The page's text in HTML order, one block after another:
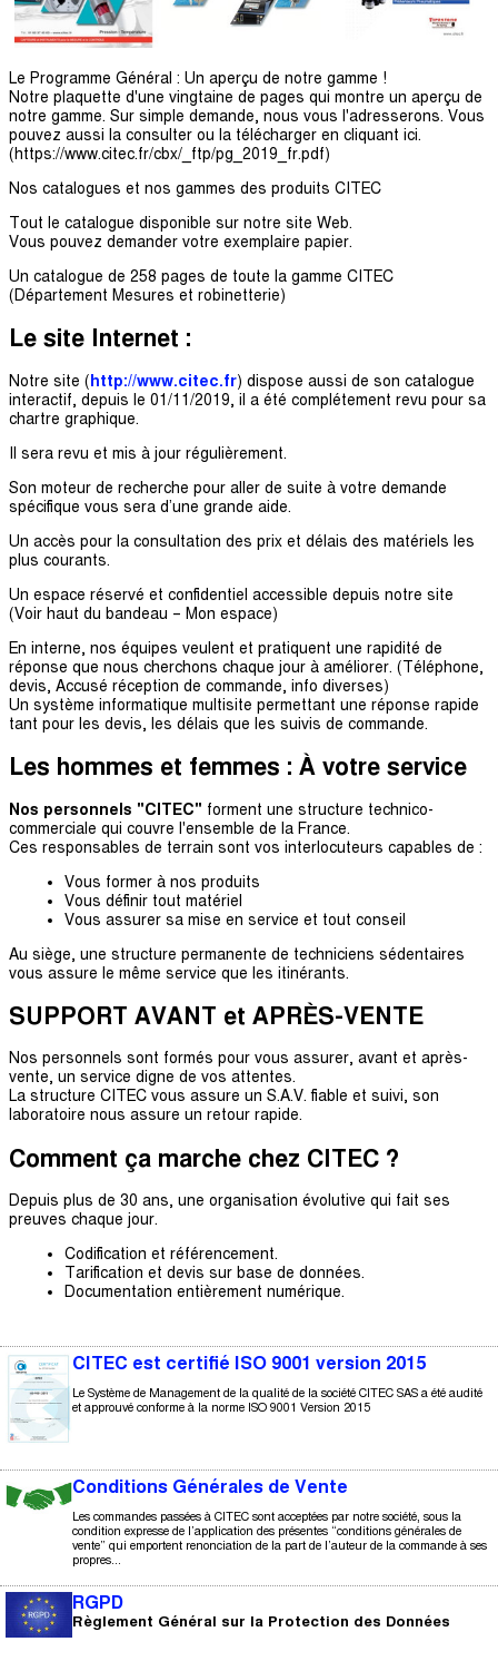
Le Programme Général : Un aperçu de notre gamme !
Notre plaquette d'une vingtaine de pages qui montre un aperçu de
notre gamme. Sur simple demande, nous vous l'adresserons. Vous
pouvez aussi la consulter ou la télécharger en cliquant ici.
(https://www.citec.fr/cbx/_ftp/pg_2019_fr.pdf)
Nos catalogues et nos gammes des produits CITEC
Tout le catalogue disponible sur notre site Web.
Vous pouvez demander votre exemplaire papier.
Un catalogue de 258 pages de toute la gamme CITEC
(Département Mesures et robinetterie)
Le site Internet :
Notre site ( http://www.citec.fr) dispose aussi de son catalogue
interactif, depuis le 01/11/2019, il a été complétement revu pour sa
chartre graphique.
Il sera revu et mis à jour régulièrement.
Son moteur de recherche pour aller de suite à votre demande
spécifique vous sera d’une grande aide.
Un accès pour la consultation des prix et délais des matériels les
plus courants.
Un espace réservé et confidentiel accessible depuis notre site
(Voir haut du bandeau – Mon espace)
En interne, nos équipes veulent et pratiquent une rapidité de
réponse que nous cherchons chaque jour à améliorer. (Téléphone,
devis, Accusé réception de commande, info diverses)
Un système informatique multisite permettant une réponse rapide
tant pour les devis, les délais que les suivis de commande.
Les hommes et femmes : À votre service
Nos personnels "CITEC" forment une structure technico-
commerciale qui couvre l'ensemble de la France.
Ces responsables de terrain sont vos interlocuteurs capables de :
Vous former à nos produits
Vous définir tout matériel
Vous assurer sa mise en service et tout conseil
Au siège, une structure permanente de techniciens sédentaires
vous assure le même service que les itinérants.
SUPPORT AVANT et APRÈS-VENTE
Nos personnels sont formés pour vous assurer, avant et après-
vente, un service digne de vos attentes.
La structure CITEC vous assure un S.A.V. fiable et suivi, son
laboratoire nous assure un retour rapide.
Comment ça marche chez CITEC ?
Depuis plus de 30 ans, une organisation évolutive qui fait ses
preuves chaque jour.
Codification et référencement.
Tarification et devis sur base de données.
Documentation entièrement numérique.
CITEC est certifié ISO 9001 version 2015
Le Système de Management de la qualité de la société CITEC SAS a été audité
et approuvé conforme à la norme ISO 9001 Version 2015
Conditions Générales de Vente
Les commandes passées à CITEC sont acceptées par notre société, sous la
condition expresse de l’application des présentes “conditions générales de
vente” qui emportent renonciation de la part de l’auteur de la commande à ses
propres...
RGPD
Règlement Général sur la Protection des Données